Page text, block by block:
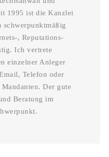
1995 ist die Kanzlei
, Reputations-
Ich vertrete
einzelner Anleger
Telefon oder
Der gute
Beratung im